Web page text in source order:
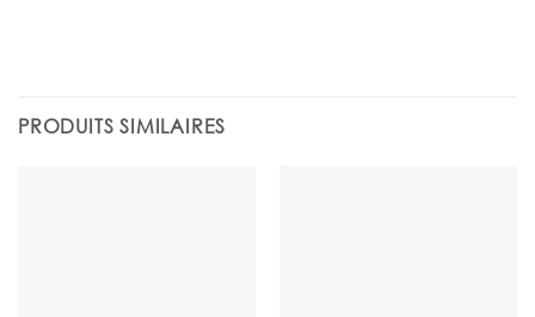
PRODUITS SIMILAIRES